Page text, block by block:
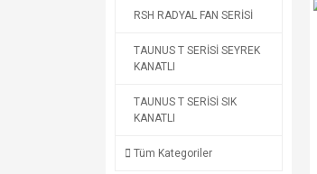
RSH RADYAL FAN SERİSİ
TAUNUS T SERİSİ SEYREK
KANATLI
TAUNUS T SERİSİ SIK
KANATLI
Tüm Kategoriler